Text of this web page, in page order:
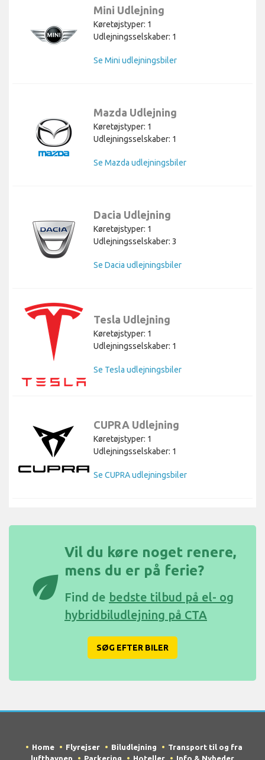
Mini Udlejning
Køretøjstyper: 1
Udlejningsselskaber: 1
Se Mini udlejningsbiler
Mazda Udlejning
Køretøjstyper: 1
Udlejningsselskaber: 1
Se Mazda udlejningsbiler
Dacia Udlejning
Køretøjstyper: 1
Udlejningsselskaber: 3
Se Dacia udlejningsbiler
Tesla Udlejning
Køretøjstyper: 1
Udlejningsselskaber: 1
Se Tesla udlejningsbiler
CUPRA Udlejning
Køretøjstyper: 1
Udlejningsselskaber: 1
Se CUPRA udlejningsbiler
eco
Vil du køre noget renere,
mens du er på ferie?
Find de bedste tilbud på el- og
hybridbiludlejning på CTA
SØG EFTER BILER
Home Flyrejser Biludlejning
Transport til og fra
lufthavnen
Parkering Hoteller Info & Nyheder